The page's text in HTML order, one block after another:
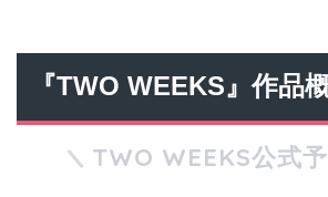
『TWO WEEKS』作品
TWO WEEKS公式